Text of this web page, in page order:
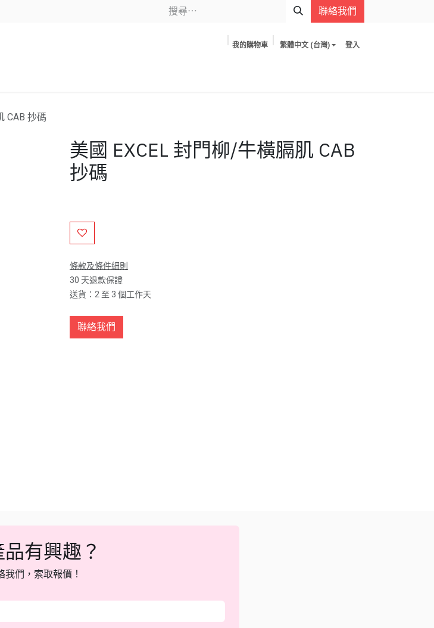
聯絡我們
我的購物車 繁體中文 (台灣) 登入
CAB 抄碼
美國 EXCEL 封門柳/牛橫膈肌 CAB
抄碼
條款及條件細則
30 天退款保證
送貨：2 至 3 個工作天
聯絡我們
有興趣？
我們，索取報價！